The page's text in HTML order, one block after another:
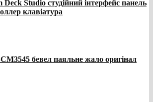
Deck Studio студійний інтерфейс панель
клавіатура
бевел паяльне жало оригінал